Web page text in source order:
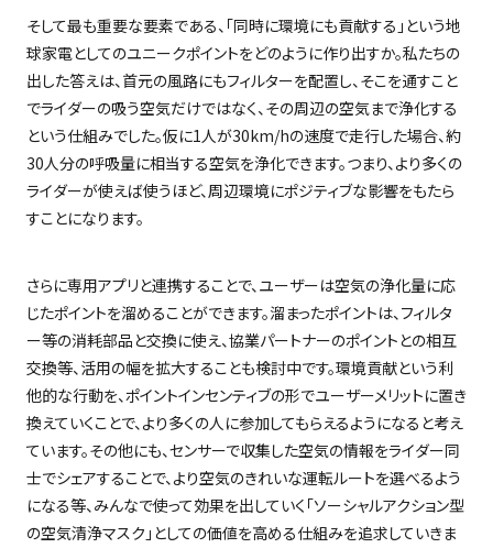
そして最も重要な要素である、「同時に環境にも貢献する」という地
球家電としてのユニークポイントをどのように作り出すか。私たちの
出した答えは、首元の風路にもフィルターを配置し、そこを通すこと
でライダーの吸う空気だけではなく、その周辺の空気まで浄化する
という仕組みでした。仮に1人が30km/hの速度で走行した場合、約
30人分の呼吸量に相当する空気を浄化できます。つまり、より多くの
ライダーが使えば使うほど、周辺環境にポジティブな影響をもたら
すことになります。
さらに専用アプリと連携することで、ユーザーは空気の浄化量に応
じたポイントを溜めることができます。溜まったポイントは、フィルタ
ー等の消耗部品と交換に使え、協業パートナーのポイントとの相互
交換等、活用の幅を拡大することも検討中です。環境貢献という利
他的な行動を、ポイントインセンティブの形でユーザーメリットに置き
換えていくことで、より多くの人に参加してもらえるようになると考え
ています。その他にも、センサーで収集した空気の情報をライダー同
士でシェアすることで、より空気のきれいな運転ルートを選べるよう
になる等、みんなで使って効果を出していく「ソーシャルアクション型
の空気清浄マスク」としての価値を高める仕組みを追求していきま